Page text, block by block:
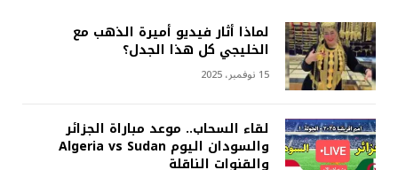
لماذا أثار فيديو أميرة الذهب مع
الخليجي كل هذا الجدل؟
15 نوفمبر، 2025
لقاء السحاب.. موعد مباراة الجزائر
والسودان اليوم Algeria vs Sudan
والقنوات الناقلة